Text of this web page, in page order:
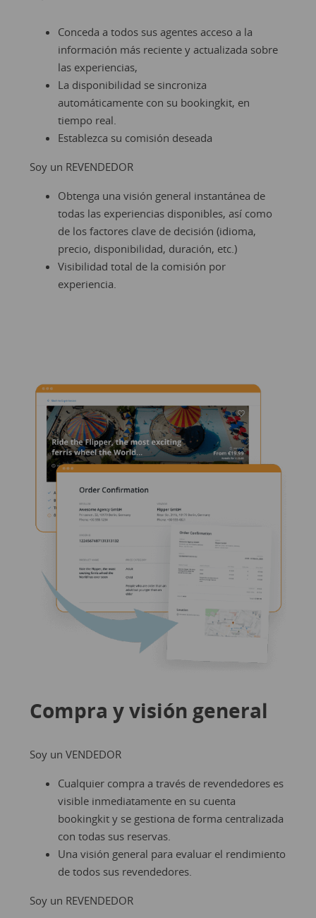
Conceda a todos sus agentes acceso a la
información más reciente y actualizada sobre
las experiencias,
La disponibilidad se sincroniza
automáticamente con su bookingkit, en
tiempo real.
Establezca su comisión deseada
Soy un REVENDEDOR
Obtenga una visión general instantánea de
todas las experiencias disponibles, así como
de los factores clave de decisión (idioma,
precio, disponibilidad, duración, etc.)
Visibilidad total de la comisión por
experiencia.
Compra y visión general
Soy un VENDEDOR
Cualquier compra a través de revendedores es
visible inmediatamente en su cuenta
bookingkit y se gestiona de forma centralizada
con todas sus reservas.
Una visión general para evaluar el rendimiento
de todos sus revendedores.
Soy un REVENDEDOR